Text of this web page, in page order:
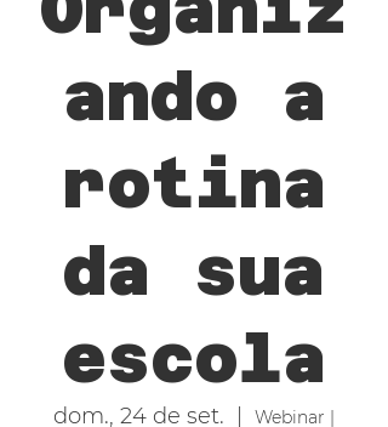
ando a
rotina
da sua
escola
dom., 24 de set.
Webinar |